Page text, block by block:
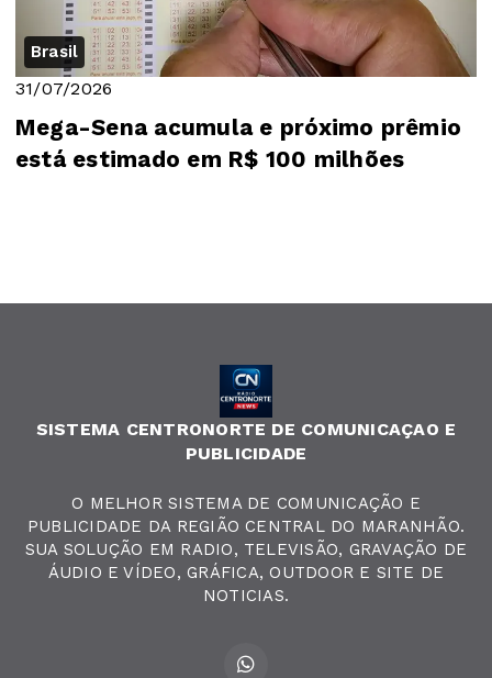
Brasil
31/07/2026
Mega-Sena acumula e próximo prêmio
está estimado em R$ 100 milhões
SISTEMA CENTRONORTE DE COMUNICAÇAO E
PUBLICIDADE
O MELHOR SISTEMA DE COMUNICAÇÃO E
PUBLICIDADE DA REGIÃO CENTRAL DO MARANHÃO.
SUA SOLUÇÃO EM RADIO, TELEVISÃO, GRAVAÇÃO DE
ÁUDIO E VÍDEO, GRÁFICA, OUTDOOR E SITE DE
NOTICIAS.